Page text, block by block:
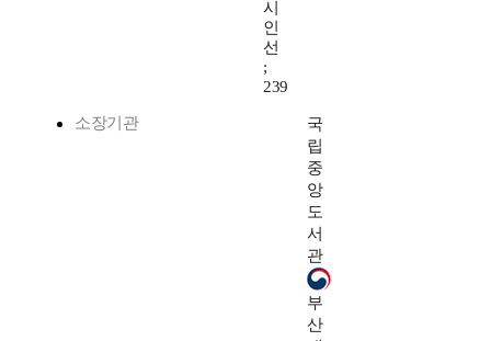
시
인
선
;
239
소장기관
국
립
중
앙
도
서
관
부
산